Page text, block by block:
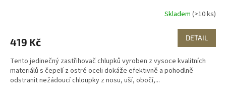
Skladem (>10 ks)
419 Kč DETAIL
Tento jedinečný zastřihovač chlupků vyroben z vysoce kvalitních
materiálů s čepelí z ostré oceli dokáže efektivně a pohodlně
odstranit nežádoucí chloupky z nosu, uší, obočí,...